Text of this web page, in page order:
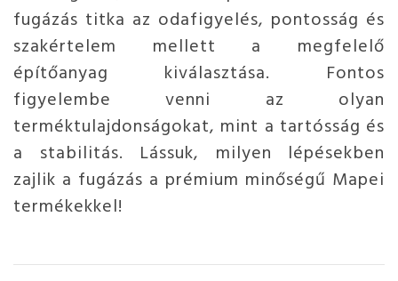
fugázás titka az odafigyelés, pontosság és
szakértelem mellett a megfelelő
építőanyag kiválasztása. Fontos
figyelembe venni az olyan
terméktulajdonságokat, mint a tartósság és
a stabilitás. Lássuk, milyen lépésekben
zajlik a fugázás a prémium minőségű Mapei
termékekkel!